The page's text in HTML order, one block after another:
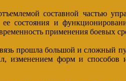
составной частью
состояния и
применения боевых
прошла большой и сложный
изменением форм и способов